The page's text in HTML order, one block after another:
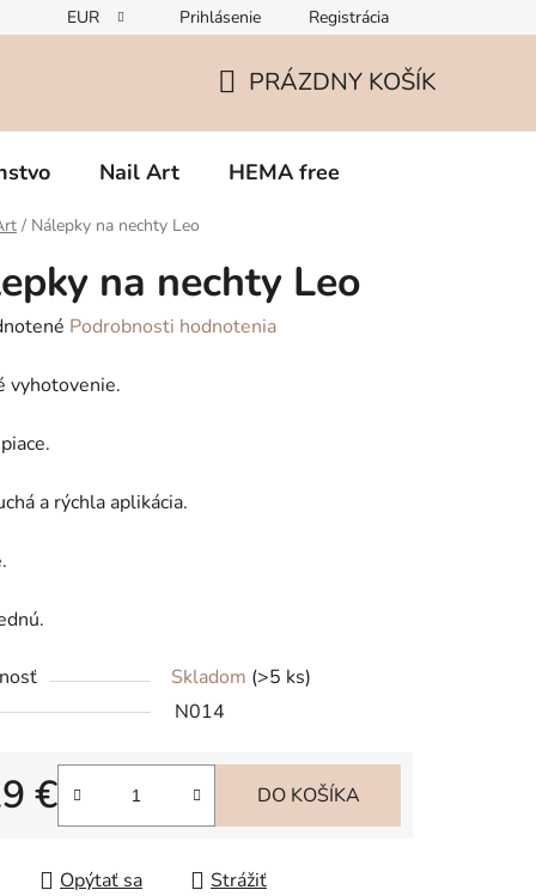
Zmena v zložení gélov – čo potrebujete vedieť o TPO
EUR Prihlásenie Registrácia
KOŠÍK
PRÁZDNY KOŠÍK
Nail Art HEMA free
/ Nálepky na nechty Leo
na nechty Leo
Podrobnosti hodnotenia
vyhotovenie.
a rýchla aplikácia.
Skladom (>5 ks)
N014
€
cena:
DO KOŠÍKA
Opýtať sa
Strážiť